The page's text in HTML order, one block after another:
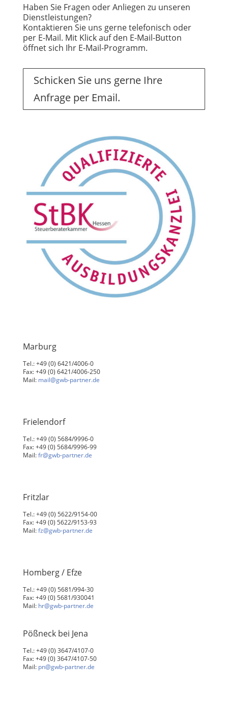
Haben Sie Fragen oder Anliegen zu unseren
Dienstleistungen?
Kontaktieren Sie uns gerne telefonisch oder
per E-Mail. Mit Klick auf den E-Mail-Button
öffnet sich Ihr E-Mail-Programm.
Schicken Sie uns gerne Ihre
Anfrage per Email.
Marburg
Tel.: +49 (0) 6421/4006-0
Fax: +49 (0) 6421/4006-250
Mail: mail@gwb-partner.de
Frielendorf
Tel.: +49 (0) 5684/9996-0
Fax: +49 (0) 5684/9996-99
Mail:fr@gwb-partner.de
Fritzlar
Tel.: +49 (0) 5622/9154-00
Fax: +49 (0) 5622/9153-93
Mail:fz@gwb-partner.de
Homberg / Efze
Tel.: +49 (0) 5681/994-30
Fax: +49 (0) 5681/930041
Mail: hr@gwb-partner.de
Pößneck bei Jena
Tel.: +49 (0) 3647/4107-0
Fax: +49 (0) 3647/4107-50
Mail: pn@gwb-partner.de